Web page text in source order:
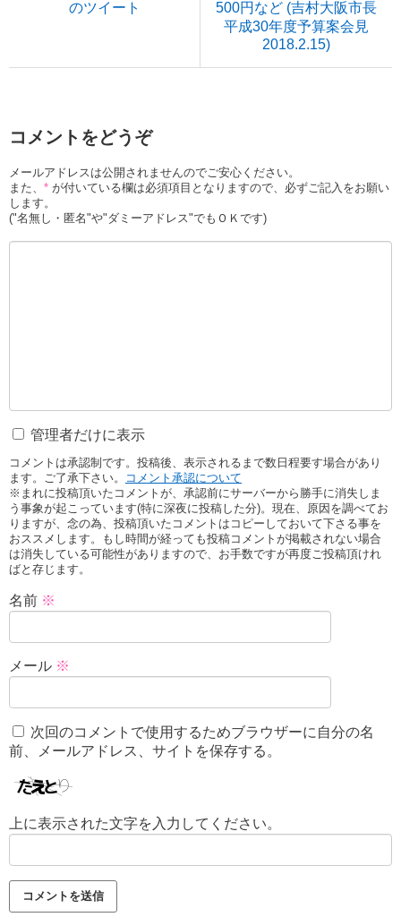
のツイート
500円など (吉村大阪市長
平成30年度予算案会見
2018.2.15)
コメントをどうぞ
メールアドレスは公開されませんのでご安心ください。
また、 * が付いている欄は必須項目となりますので、必ずご記入をお願い
します。
("名無し・匿名"や"ダミーアドレス"でもＯＫです)
管理者だけに表示
コメントは承認制です。投稿後、表示されるまで数日程要す場合があり
ます。ご了承下さい。
コメント承認について
※まれに投稿頂いたコメントが、承認前にサーバーから勝手に消失しま
う事象が起こっています(特に深夜に投稿した分)。現在、原因を調べてお
りますが、念の為、投稿頂いたコメントはコピーしておいて下さる事を
おススメします。もし時間が経っても投稿コメントが掲載されない場合
は消失している可能性がありますので、お手数ですが再度ご投稿頂けれ
ばと存じます。
名前 ※
メール ※
次回のコメントで使用するためブラウザーに自分の名
前、メールアドレス、サイトを保存する。
上に表示された文字を入力してください。